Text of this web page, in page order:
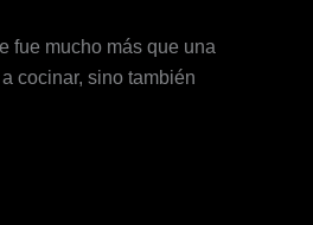
fue mucho más que una
cocinar, sino también